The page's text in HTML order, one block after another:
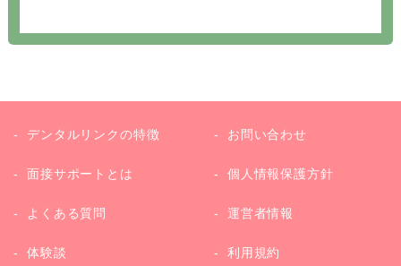
デンタルリンクの特徴
面接サポートとは
よくある質問
体験談
お問い合わせ
個人情報保護方針
運営者情報
利用規約